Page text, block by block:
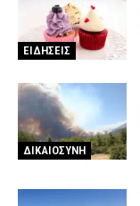
ΕΙΔΗΣΕΙΣ
ΔΙΚΑΙΟΣΥΝΗ